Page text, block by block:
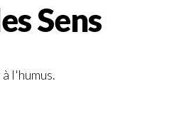
Sens
l'humus.